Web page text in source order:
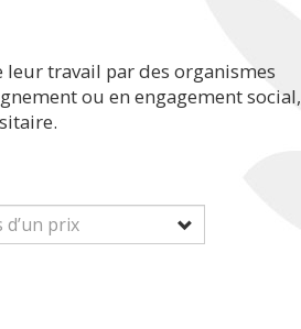
leur travail par des organismes
ou en engagement social,